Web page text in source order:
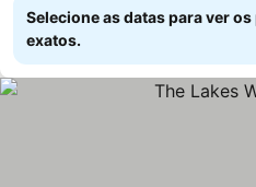
Selecione as datas para ver
exatos.